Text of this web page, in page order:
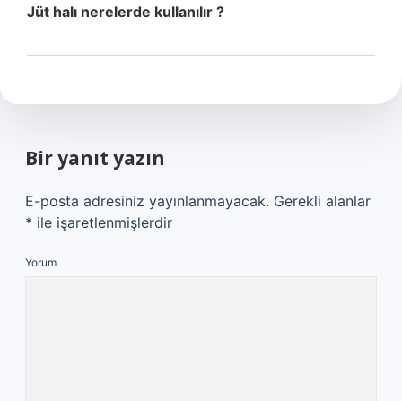
Jüt halı nerelerde kullanılır ?
Bir yanıt yazın
E-posta adresiniz yayınlanmayacak. Gerekli alanlar
* ile işaretlenmişlerdir
Yorum